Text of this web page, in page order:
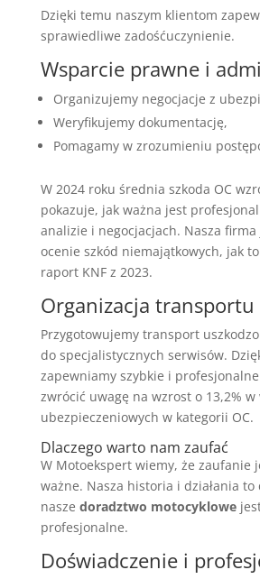
Dzięki temu naszym klientom
sprawiedliwe zadośćuczynienie.
Wsparcie prawne i
Organizujemy negocjacje z
Weryfikujemy dokumentację,
Pomagamy w zrozumieniu
W 2024 roku średnia szkoda OC
pokazuje, jak ważna jest
analizie i negocjacjach. Nasza
ocenie szkód niemajątkowych, jak
raport KNF z 2023.
Organizacja
Przygotowujemy transport
do specjalistycznych serwisów.
zapewniamy szybkie i
zwrócić uwagę na wzrost o 13,2% w
ubezpieczeniowych w kategorii OC.
Dlaczego warto nam zaufać
W Motoekspert wiemy, że zaufanie
ważne. Nasza historia i działania to
nasze doradztwo motocyklowe
profesjonalne.
Doświadczenie i